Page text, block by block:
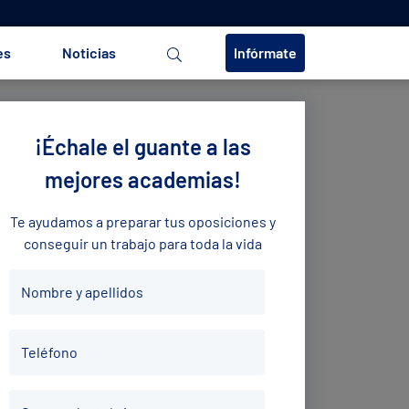
Noticias Infórmate
¡Échale el guante a las
mejores academias!
Te ayudamos a preparar tus oposiciones y
conseguir un trabajo para toda la vida
Nombre y apellidos
Teléfono